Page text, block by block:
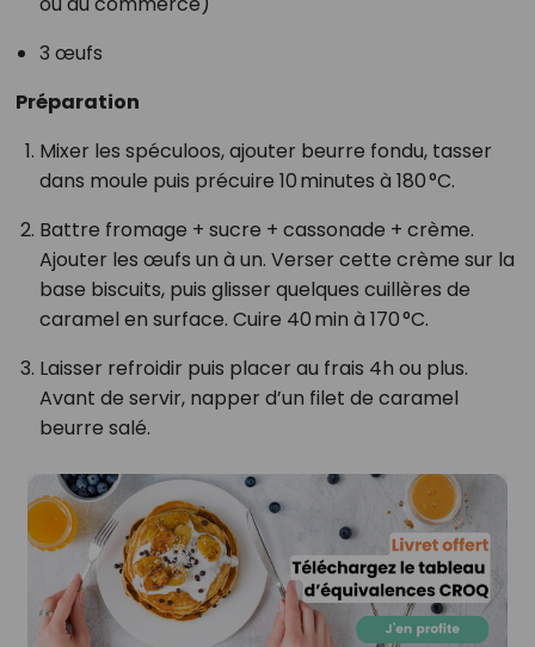
3 œufs
Préparation
Mixer les spéculoos, ajouter beurre fondu, tasser
dans moule puis précuire 10 minutes à 180 °C.
Battre fromage + sucre + cassonade + crème.
Ajouter les œufs un à un. Verser cette crème sur la
base biscuits, puis glisser quelques cuillères de
caramel en surface. Cuire 40 min à 170 °C.
Laisser refroidir puis placer au frais 4h ou plus.
Avant de servir, napper d’un filet de caramel
beurre salé.